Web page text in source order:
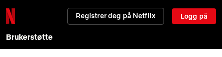
Registrer deg på Netflix Logg på
Brukerstøtte